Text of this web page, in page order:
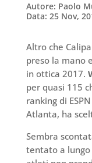
Autore: Paolo
Data: 25 Nov,
Altro che
preso la mano
in ottica 2017.
per quasi 115
ranking di
Atlanta, ha
Sembra
tentato a lungo